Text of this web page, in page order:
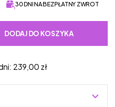
30 DNI NA BEZPŁATNY ZWROT
DODAJ DO KOSZYKA
239,00 zł